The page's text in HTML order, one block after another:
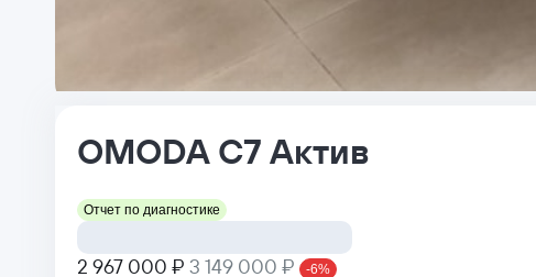
OMODA C7 Актив
Отчет по диагностике
2 967 000 ₽ 3 149 000 ₽ -6%